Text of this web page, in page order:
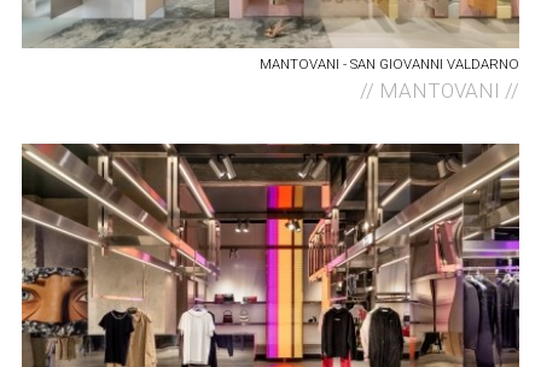
MANTOVANI - SAN GIOVANNI VALDARNO
// MANTOVANI //